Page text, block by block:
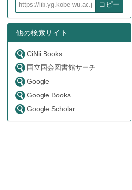
コピー
他の検索サイト
CiNii Books
国立国会図書館サーチ
Google
Google Books
Google Scholar